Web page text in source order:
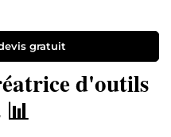
gratuit
d'outils
📊